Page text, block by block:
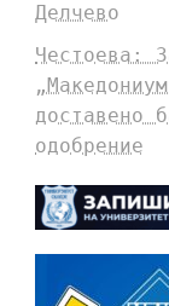
Делчево
Честоева:
доставено
одобрение